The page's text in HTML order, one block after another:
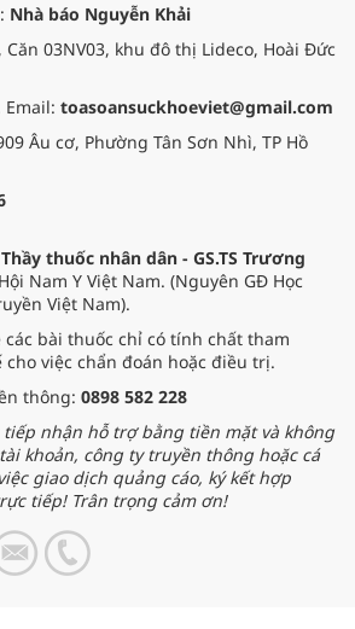
Nhà báo Nguyễn Khải
03NV03, khu đô thị Lideco, Hoài Đức
Email: toasoansuckhoeviet@gmail.com
Âu cơ, Phường Tân Sơn Nhì, TP Hồ
Thầy thuốc nhân dân - GS.TS Trương
Nam Y Việt Nam. (Nguyên GĐ Học
Việt Nam).
các bài thuốc chỉ có tính chất tham
việc chẩn đoán hoặc điều trị.
thông: 0898 582 228
tiếp nhận hỗ trợ bằng tiền mặt và không
khoản, công ty truyền thông hoặc cá
giao dịch quảng cáo, ký kết hợp
tiếp! Trân trọng cảm ơn!